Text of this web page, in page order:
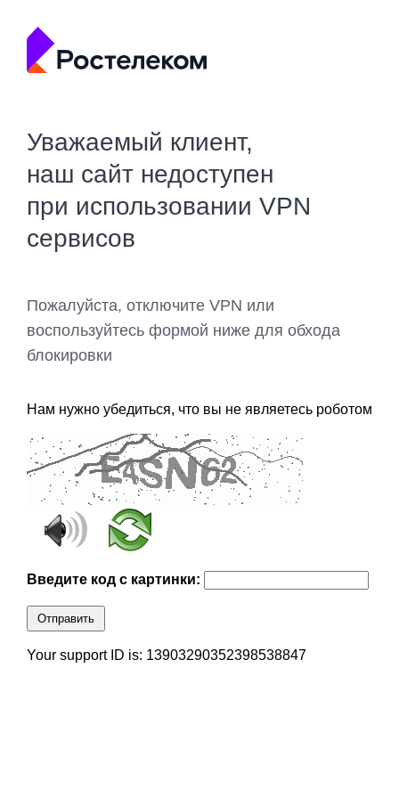
Уважаемый клиент,
наш сайт недоступен
при использовании VPN
сервисов
Пожалуйста, отключите VPN или
воспользуйтесь формой ниже для обхода
блокировки
Нам нужно убедиться, что вы не являетесь роботом
Введите код с картинки:
Отправить
Your support ID is: 13903290352398538847